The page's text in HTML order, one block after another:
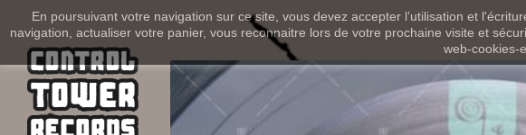
En poursuivant votre navigation sur ce site, vous devez accepter l’utilisation et
navigation, actualiser votre panier, vous reconnaitre lors de votre prochaine visite et
web-cookies-